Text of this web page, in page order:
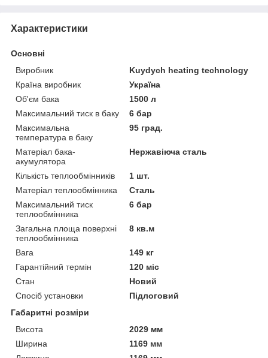
Характеристики
Основні
Виробник
Kuydych heating technology
Країна виробник
Україна
Об'єм бака
1500 л
Максимальний тиск в баку
6 бар
Максимальна
температура в баку
95 град.
Матеріал бака-
акумулятора
Нержавіюча сталь
Кількість теплообмінників
1 шт.
Матеріал теплообмінника
Сталь
Максимальний тиск
теплообмінника
6 бар
Загальна площа поверхні
теплообмінника
8 кв.м
Вага
149 кг
Гарантійний термін
120 міс
Стан
Новий
Спосіб установки
Підлоговий
Габаритні розміри
Висота
2029 мм
Ширина
1169 мм